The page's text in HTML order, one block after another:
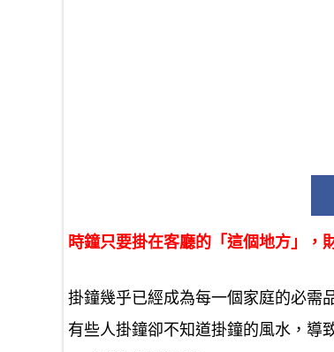
時鐘只要掛在客廳的「這個地方」，
掛鐘幾乎已經成為每一個家庭的必需
有些人掛鐘卻不知道掛鐘的風水，導